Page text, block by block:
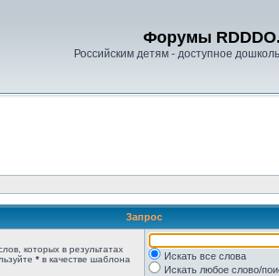
Форумы
Российским детям - доступное
Запрос
которых в результатах
* в качестве шаблона
Искать все слова
Искать любое слово/